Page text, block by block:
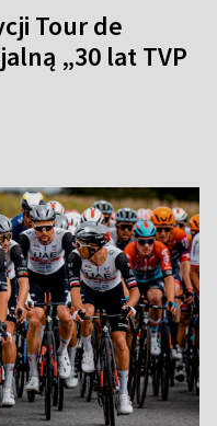
Tour de
„30 lat TVP